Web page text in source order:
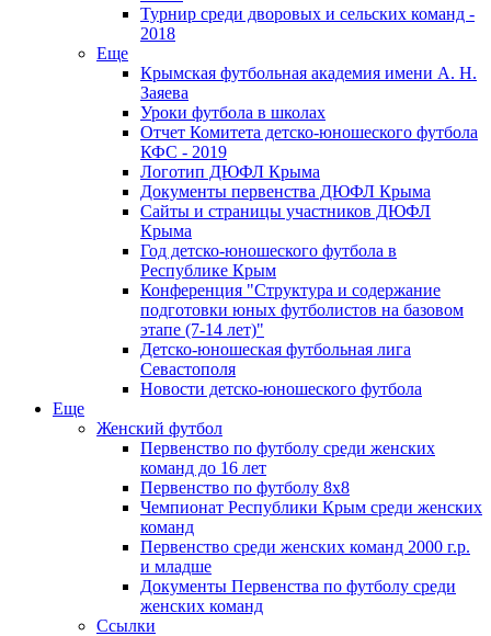
Турнир среди дворовых и сельских команд -
2018
Еще
Крымская футбольная академия имени А. Н.
Заяева
Уроки футбола в школах
Отчет Комитета детско-юношеского футбола
КФС - 2019
Логотип ДЮФЛ Крыма
Документы первенства ДЮФЛ Крыма
Сайты и страницы участников ДЮФЛ
Крыма
Год детско-юношеского футбола в
Республике Крым
Конференция "Структура и содержание
подготовки юных футболистов на базовом
этапе (7-14 лет)"
Детско-юношеская футбольная лига
Севастополя
Новости детско-юношеского футбола
Еще
Женский футбол
Первенство по футболу среди женских
команд до 16 лет
Первенство по футболу 8х8
Чемпионат Республики Крым среди женских
команд
Первенство среди женских команд 2000 г.р.
и младше
Документы Первенства по футболу среди
женских команд
Ссылки